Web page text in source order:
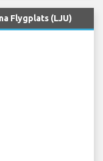
Flygplats (LJU)